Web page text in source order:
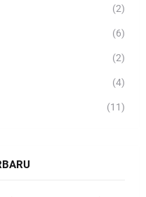
(2)
(6)
(2)
(4)
(11)